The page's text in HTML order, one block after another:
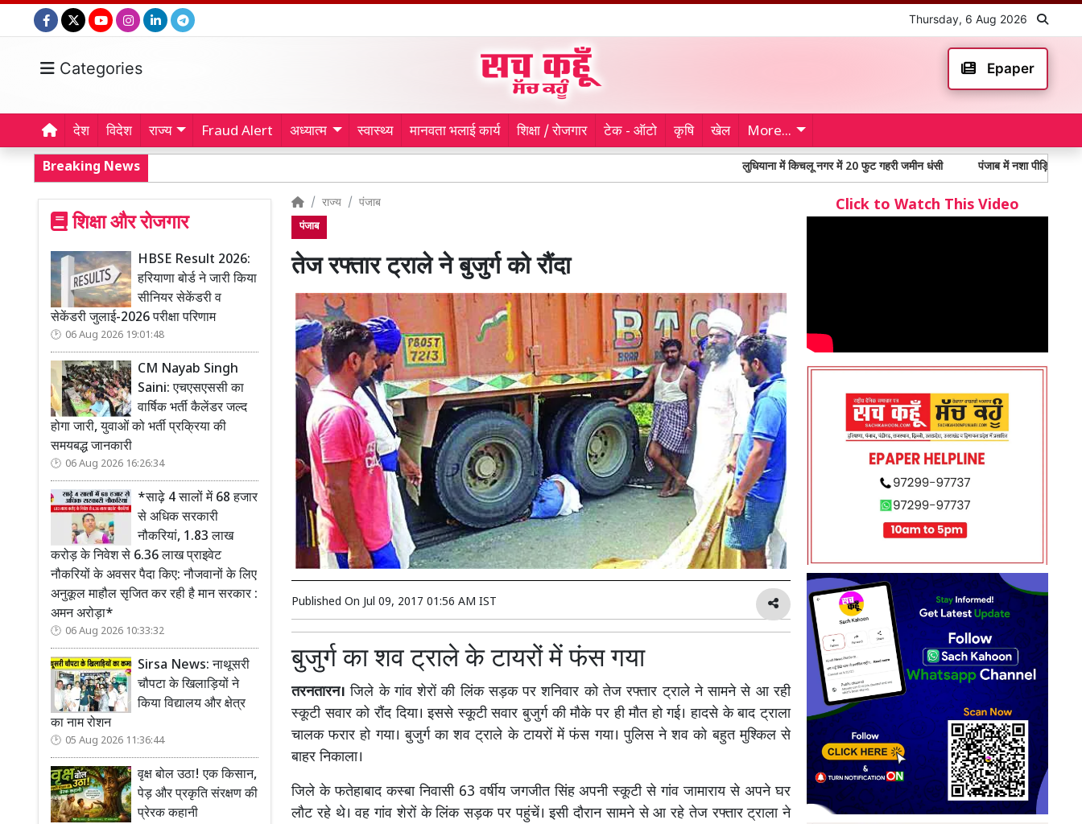
Thursday, 6 Aug 2026
Categories Epaper
देश विदेश राज्य Fraud Alert अध्यात्म स्वास्थ्य मानवता भलाई कार्य शिक्षा / रोजगार टेक - ऑटो कृषि खेल More...
Breaking News लुधियाना में किचलू नगर में 20 फुट गहरी जमीन धंसी पंजाब में नशा पीड़ितों में 65% से अधिक
शिक्षा और रोजगार
HBSE Result 2026:
हरियाणा बोर्ड ने जारी किया
सीनियर सेकेंडरी व
सेकेंडरी जुलाई-2026 परीक्षा परिणाम
06 Aug 2026 19:01:48
CM Nayab Singh
Saini: एचएसएससी का
वार्षिक भर्ती कैलेंडर जल्द
होगा जारी, युवाओं को भर्ती प्रक्रिया की
समयबद्ध जानकारी
06 Aug 2026 16:26:34
*साढ़े 4 सालों में 68 हजार
से अधिक सरकारी
नौकरियां, 1.83 लाख
करोड़ के निवेश से 6.36 लाख प्राइवेट
नौकरियों के अवसर पैदा किए: नौजवानों के लिए
अनुकूल माहौल सृजित कर रही है मान सरकार :
अमन अरोड़ा*
06 Aug 2026 10:33:32
Sirsa News: नाथूसरी
चौपटा के खिलाड़ियों ने
किया विद्यालय और क्षेत्र
का नाम रोशन
05 Aug 2026 11:36:44
वृक्ष बोल उठा! एक किसान,
पेड़ और प्रकृति संरक्षण की
प्रेरक कहानी
राज्य पंजाब
पंजाब
तेज रफ्तार ट्राले ने बुजुर्ग को रौंदा
Published On Jul 09, 2017 01:56 AM IST
बुजुर्ग का शव ट्राले के टायरों में फंस गया
तरनतारन। जिले के गांव शेरों की लिंक सड़क पर शनिवार को तेज रफ्तार ट्राले ने सामने से आ रही
स्कूटी सवार को रौंद दिया। इससे स्कूटी सवार बुजुर्ग की मौके पर ही मौत हो गई। हादसे के बाद ट्राला
चालक फरार हो गया। बुजुर्ग का शव ट्राले के टायरों में फंस गया। पुलिस ने शव को बहुत मुश्किल से
बाहर निकाला।
जिले के फतेहाबाद कस्बा निवासी 63 वर्षीय जगजीत सिंह अपनी स्कूटी से गांव जामाराय से अपने घर
लौट रहे थे। वह गांव शेरों के लिंक सड़क पर पहुंचें। इसी दौरान सामने से आ रहे तेज रफ्तार ट्राला ने
Click to Watch This Video